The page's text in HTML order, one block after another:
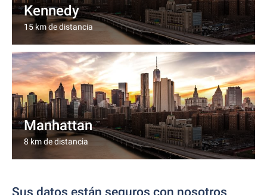
Kennedy
15 km de distancia
Manhattan
8 km de distancia
Sus datos están seguros con nosotros